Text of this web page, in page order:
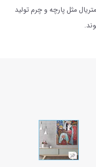
مثل پارچه و چرم تولید